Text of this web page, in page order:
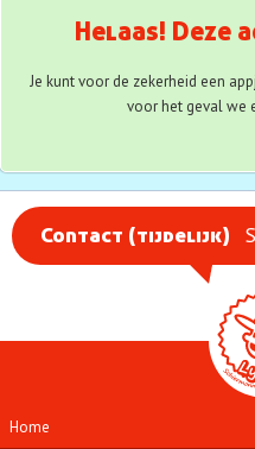
Helaas!
Je kunt voor de zekerheid een
voor het geval we
Contact (tijdelijk)
Home